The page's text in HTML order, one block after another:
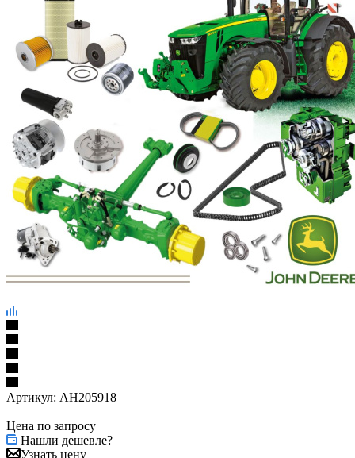
Артикул: AH205918
Цена по запросу
Нашли дешевле?
Узнать цену